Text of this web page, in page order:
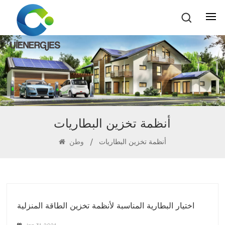
أنظمة تخزين البطاريات
وطن / أنظمة تخزين البطاريات
اختيار البطارية المناسبة لأنظمة تخزين الطاقة المنزلية